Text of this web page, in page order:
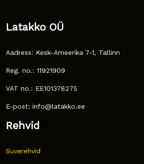
Latakko OÜ
Aadress: Kesk-Ameerika 7-1, Tallinn
Reg. no.: 11921909
VAT no.: EE101378275
E-post: info@latakko.ee
Rehvid
Suverehvid